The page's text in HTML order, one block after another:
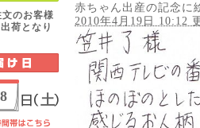
赤ちゃん出産の記念に
2010年4月19日 10:12